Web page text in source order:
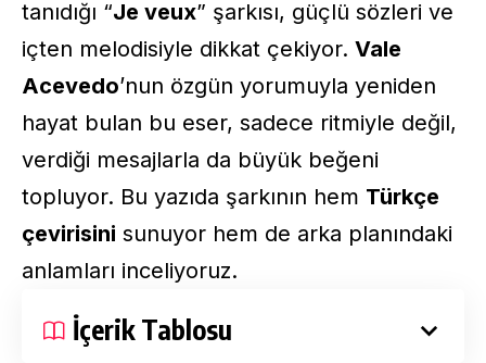
tanıdığı “Je veux” şarkısı, güçlü sözleri ve
içten melodisiyle dikkat çekiyor. Vale
Acevedo’nun özgün yorumuyla yeniden
hayat bulan bu eser, sadece ritmiyle değil,
verdiği mesajlarla da büyük beğeni
topluyor. Bu yazıda şarkının hem Türkçe
çevirisini sunuyor hem de arka planındaki
anlamları inceliyoruz.
İçerik Tablosu